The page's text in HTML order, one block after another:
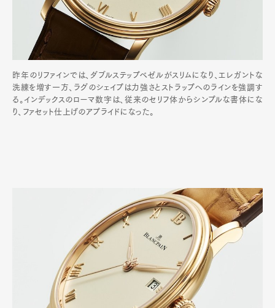
昨年のリファインでは、ダブルステップベゼルがスリムになり、エレガントな
洗練を増す一方、ラグのシェイプは力強さとストラップへのラインを強調す
る。インデックスのローマ数字は、従来のセリフ体からシンプルな書体にな
り、ファセット仕上げのアプライドになった。